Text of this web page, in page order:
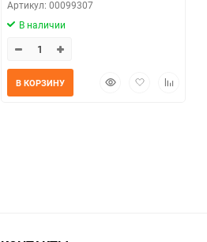
Артикул: 00099307
В наличии
БыстрыйДобавить
В КОРЗИНУ